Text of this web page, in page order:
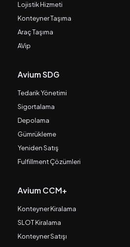
Lojistik Hizmeti
Konteyner Taşıma
Araç Taşıma
AVip
Avium SDG
Tedarik Yönetimi
Sigortalama
Depolama
Gümrükleme
Yeniden Satış
Fulfillment Çözümleri
Avium CCM+
Konteyner Kiralama
SLOT Kiralama
Konteyner Satışı